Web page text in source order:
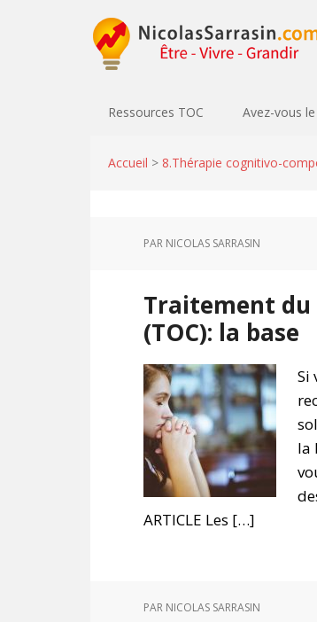
Ressources TOC Avez-vous le
Accueil > 8.Thérapie cognitivo-
PAR NICOLAS SARRASIN
Traitement du
(TOC): la base
Si
la
ARTICLE Les […]
PAR NICOLAS SARRASIN